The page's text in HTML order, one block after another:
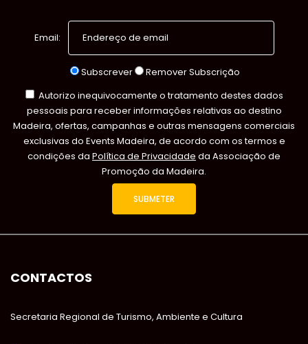
Email:
Subscrever
Remover Subscrição
Autorizo inequivocamente o tratamento destes dados
pessoais para receber informações relativas ao destino
Madeira, ofertas, campanhas e outras mensagens comerciais
exclusivas do Events Madeira, de acordo com os termos e
condições da Política de Privacidade da Associação de
Promoção da Madeira.
CONTACTOS
Secretaria Regional de Turismo, Ambiente e Cultura